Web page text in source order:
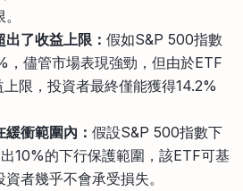
了收益上限： 假如S&P 500指數
，儘管市場表現強勁，但由於ETF
限，投資者最終僅能獲得14.2%
衝範圍內： 假設S&P 500指數下
10%的下行保護範圍，該ETF可基
者幾乎不會承受損失。